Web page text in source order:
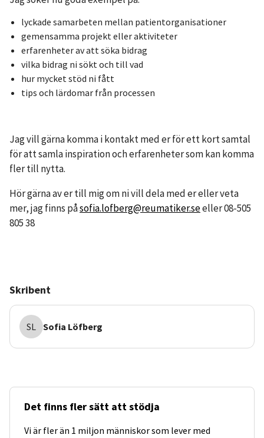
lyckade samarbeten mellan patientorganisationer
gemensamma projekt eller aktiviteter
erfarenheter av att söka bidrag
vilka bidrag ni sökt och till vad
hur mycket stöd ni fått
tips och lärdomar från processen
Jag vill gärna komma i kontakt med er för ett kort samtal
för att samla inspiration och erfarenheter som kan komma
fler till nytta.
Hör gärna av er till mig om ni vill dela med er eller veta
mer, jag finns påsofia.lofberg@reumatiker.seeller 08-505
805 38
Skribent
SL Sofia Löfberg
Det finns fler sätt att stödja
Vi är fler än 1 miljon människor som lever med